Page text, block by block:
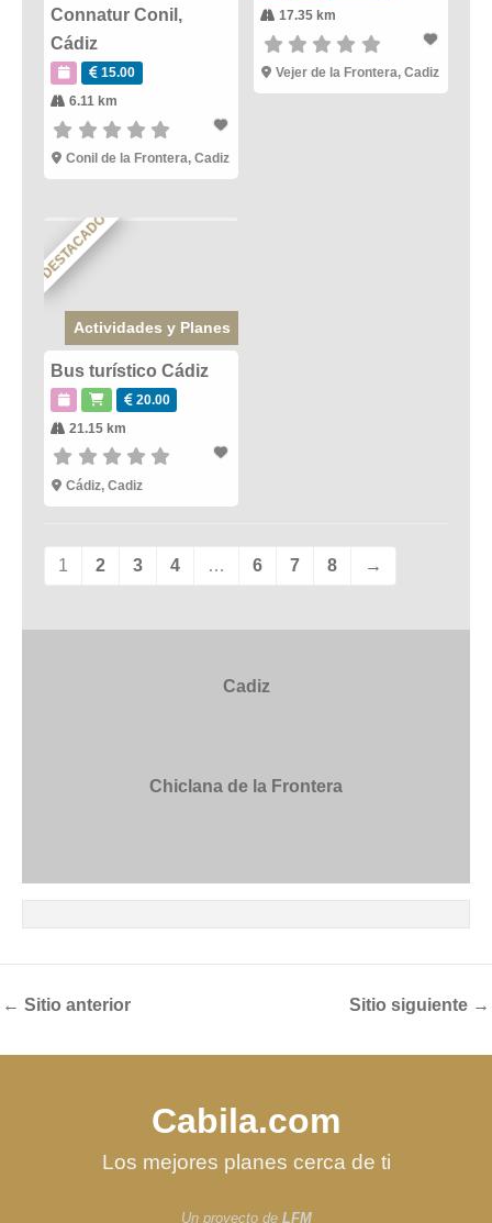
Connatur Conil,
Cádiz
15.00
6.11 km
Conil de la Frontera, Cadiz
17.35 km
Vejer de la Frontera, Cadiz
DESTACADO
Actividades y Planes
Bus turístico Cádiz
20.00
21.15 km
Cádiz, Cadiz
1 2 3 4 … 6 7 8 →
Cadiz
Chiclana de la Frontera
← Sitio anterior Sitio siguiente →
Cabila.com
Los mejores planes cerca de ti
Un proyecto de LFM